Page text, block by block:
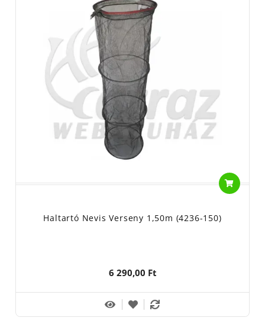
Haltartó Nevis Verseny 1,50m (4236-150)
6 290,00 Ft